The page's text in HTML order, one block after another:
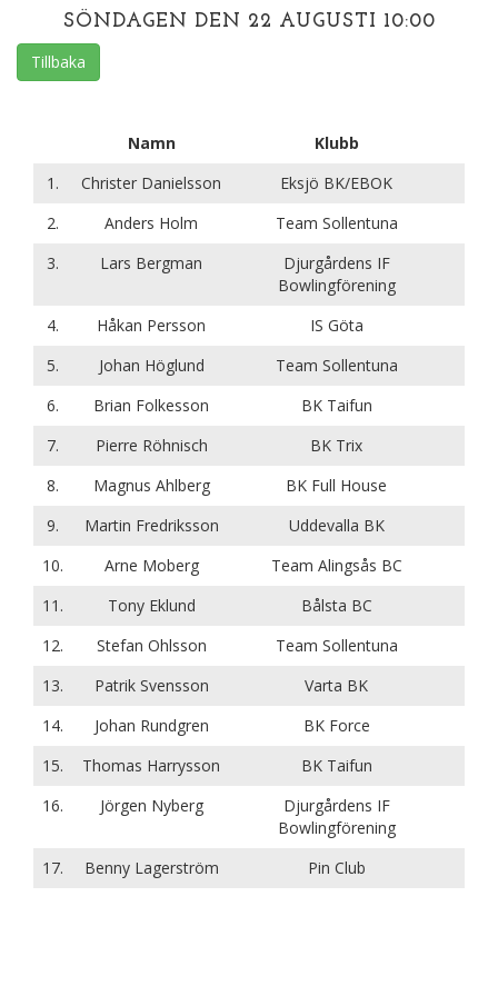
SÖNDAGEN DEN 22 AUGUSTI 10:00
Tillbaka
Namn
Klubb
1.
Christer Danielsson
Eksjö BK/EBOK
2.
Anders Holm
Team Sollentuna
3.
Lars Bergman
Djurgårdens IF
Bowlingförening
4.
Håkan Persson
IS Göta
5.
Johan Höglund
Team Sollentuna
6.
Brian Folkesson
BK Taifun
7.
Pierre Röhnisch
BK Trix
8.
Magnus Ahlberg
BK Full House
9.
Martin Fredriksson
Uddevalla BK
10.
Arne Moberg
Team Alingsås BC
11.
Tony Eklund
Bålsta BC
12.
Stefan Ohlsson
Team Sollentuna
13.
Patrik Svensson
Varta BK
14.
Johan Rundgren
BK Force
15.
Thomas Harrysson
BK Taifun
16.
Jörgen Nyberg
Djurgårdens IF
Bowlingförening
17.
Benny Lagerström Pin Club